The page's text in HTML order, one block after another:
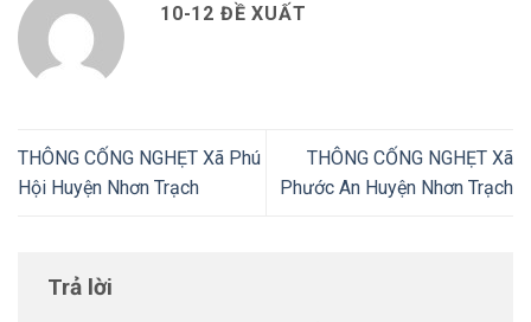
10-12 ĐỀ XUẤT
THÔNG CỐNG NGHẸT Xã Phú
Hội Huyện Nhơn Trạch
THÔNG CỐNG NGHẸT Xã
Phước An Huyện Nhơn Trạch
Trả lời